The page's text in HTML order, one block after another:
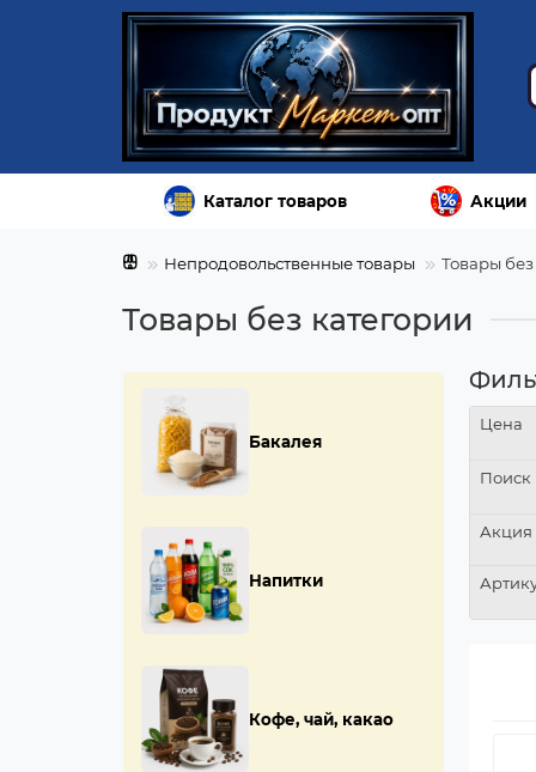
Каталог товаров Акции
Непродовольственные товары Товары
Товары без категории
Бакалея
Напитки
Кофе, чай, какао
Цена
Поиск
Акция